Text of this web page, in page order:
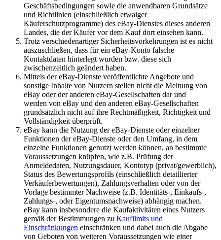
Geschäftsbedingungen sowie die anwendbaren Grundsätze
und Richtlinien (einschließlich etwaiger
Käuferschutzprogramme) des eBay-Dienstes dieses anderen
Landes, die der Käufer vor dem Kauf dort einsehen kann.
Trotz verschiedenartiger Sicherheitsvorkehrungen ist es nicht
auszuschließen, dass für ein eBay-Konto falsche
Kontaktdaten hinterlegt wurden bzw. diese sich
zwischenzeitlich geändert haben.
Mittels der eBay-Dienste veröffentlichte Angebote und
sonstige Inhalte von Nutzern stellen nicht die Meinung von
eBay oder der anderen eBay-Gesellschaften dar und
werden von eBay und den anderen eBay-Gesellschaften
grundsätzlich nicht auf ihre Rechtmäßigkeit, Richtigkeit und
Vollständigkeit überprüft.
eBay kann die Nutzung der eBay-Dienste oder einzelner
Funktionen der eBay-Dienste oder den Umfang, in dem
einzelne Funktionen genutzt werden können, an bestimmte
Voraussetzungen knüpfen, wie z.B. Prüfung der
Anmeldedaten, Nutzungsdauer, Kontotyp (privat/gewerblich),
Status des Bewertungsprofils (einschließlich detaillierter
Verkäuferbewertungen), Zahlungsverhalten oder von der
Vorlage bestimmter Nachweise (z.B. Identitäts-, Einkaufs-,
Zahlungs-, oder Eigentumsnachweise) abhängig machen.
eBay kann insbesondere die Kaufaktivitäten eines Nutzers
gemäß der Bestimmungen zu Kauflimits und
Einschränkungen einschränken und dabei auch die Abgabe
von Geboten von weiteren Voraussetzungen wie einer